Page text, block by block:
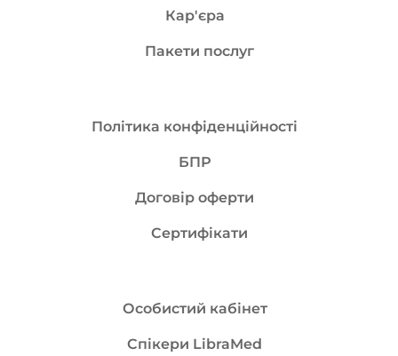
Кар'єра
Пакети послуг
Політика конфіденційності
БПР
Договір оферти
Сертифікати
Особистий кабінет
Спікери LibraMed